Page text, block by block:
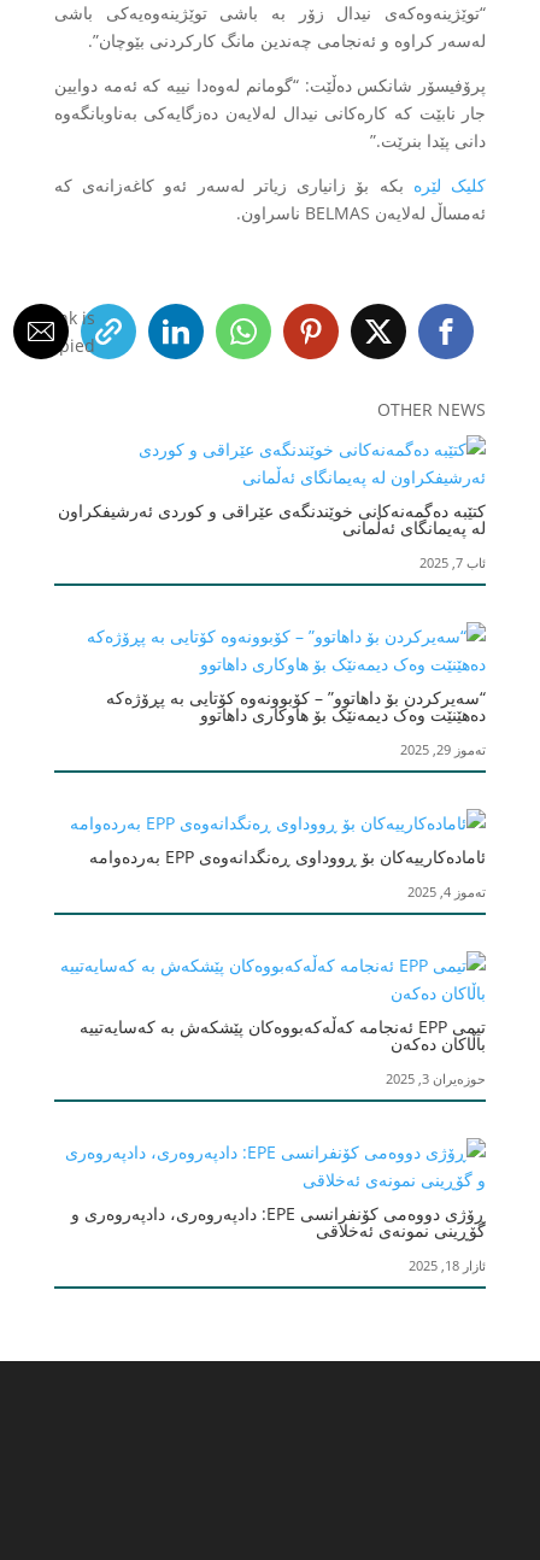
“توێژینەوەکەی نیدال زۆر بە باشی توێژینەوەیەکی باشی
لەسەر کراوە و ئەنجامی چەندین مانگ کارکردنی بێوچان”.
پرۆفیسۆر شانکس دەڵێت: “گومانم لەوەدا نییە کە ئەمە دوایین
جار نابێت کە کارەکانی نیدال لەلایەن دەزگایەکی بەناوبانگەوە
دانی پێدا بنرێت.”
کلیک لێرە بکە بۆ زانیاری زیاتر لەسەر ئەو کاغەزانەی کە
ئەمساڵ لەلایەن BELMAS ناسراون.
Link is
Copied!
OTHER NEWS
کتێبە دەگمەنەکانی خوێندنگەی عێراقی و کوردی ئەرشیفکراون
لە پەیمانگای ئەڵمانی
ئاب 7, 2025
“سەیرکردن بۆ داهاتوو” – کۆبوونەوە کۆتایی بە پڕۆژەکە
دەهێنێت وەک دیمەنێک بۆ هاوکاری داهاتوو
تەموز 29, 2025
ئامادەکارییەکان بۆ ڕووداوی ڕەنگدانەوەی EPP بەردەوامە
تەموز 4, 2025
تیمی EPP ئەنجامە کەڵەکەبووەکان پێشکەش بە کەسایەتییە
باڵاکان دەکەن
حوزەیران 3, 2025
ڕۆژی دووەمی کۆنفرانسی EPE: دادپەروەری، دادپەروەری و
گۆڕینی نمونەی ئەخلاقی
ئازار 18, 2025